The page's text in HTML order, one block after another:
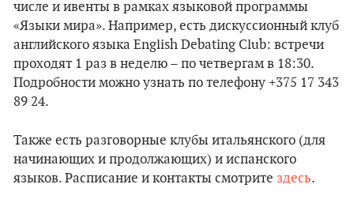
числе и ивенты в рамках языковой программы
«Языки мира». Например, есть дискуссионный клуб
английского языка English Debating Club: встречи
проходят 1 раз в неделю – по четвергам в 18:30.
Подробности можно узнать по телефону +375 17 343
89 24.
Также есть разговорные клубы итальянского (для
начинающих и продолжающих) и испанского
языков. Расписание и контакты смотрите здесь.